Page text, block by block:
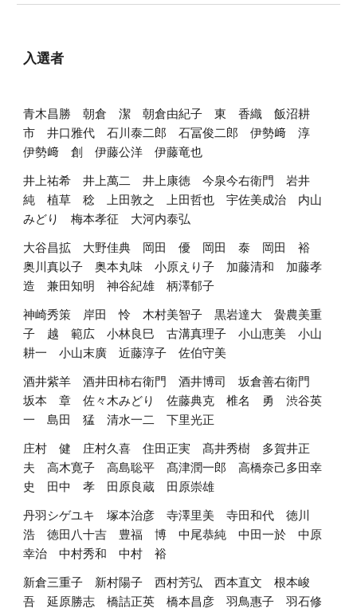
入選者
青木昌勝　朝倉　潔　朝倉由紀子　東　香織　飯沼耕
市　井口雅代　石川泰二郎　石冨俊二郎　伊勢﨑　淳
伊勢﨑　創　伊藤公洋　伊藤竜也
井上祐希　井上萬二　井上康徳　今泉今右衛門　岩井
純　植草　稔　上田敦之　上田哲也　宇佐美成治　内山
みどり　梅本孝征　大河内泰弘
大谷昌拡　大野佳典　岡田　優　岡田　泰　岡田　裕
奥川真以子　奥本丸味　小原えり子　加藤清和　加藤孝
造　兼田知明　神谷紀雄　柄澤郁子
神崎秀策　岸田　怜　木村美智子　黒岩達大　黌農美重
子　越　範広　小林良巳　古溝真理子　小山恵美　小山
耕一　小山末廣　近藤淳子　佐伯守美
酒井紫羊　酒井田柿右衛門　酒井博司　坂倉善右衛門
坂本　章　佐々木みどり　佐藤典克　椎名　勇　渋谷英
一　島田　猛　清水一二　下里光正
庄村　健　庄村久喜　住田正実　髙井秀樹　多賀井正
夫　高木寛子　高島聡平　髙津潤一郎　高橋奈己多田幸
史　田中　孝　田原良蔵　田原崇雄
丹羽シゲユキ　塚本治彦　寺澤里美　寺田和代　徳川
浩　徳田八十吉　豊福　博　中尾恭純　中田一於　中原
幸治　中村秀和　中村　裕
新倉三重子　新村陽子　西村芳弘　西本直文　根本峻
吾　延原勝志　橋詰正英　橋本昌彦　羽鳥惠子　羽石修